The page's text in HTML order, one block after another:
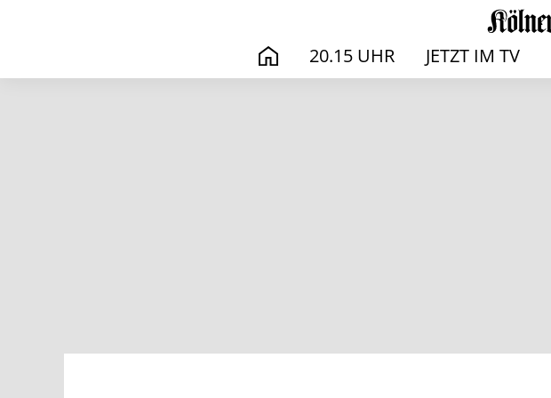
START20.15 UHR JETZT IM TV